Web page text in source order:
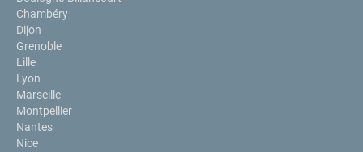
Chambéry
Dijon
Grenoble
Lille
Lyon
Marseille
Montpellier
Nantes
Nice